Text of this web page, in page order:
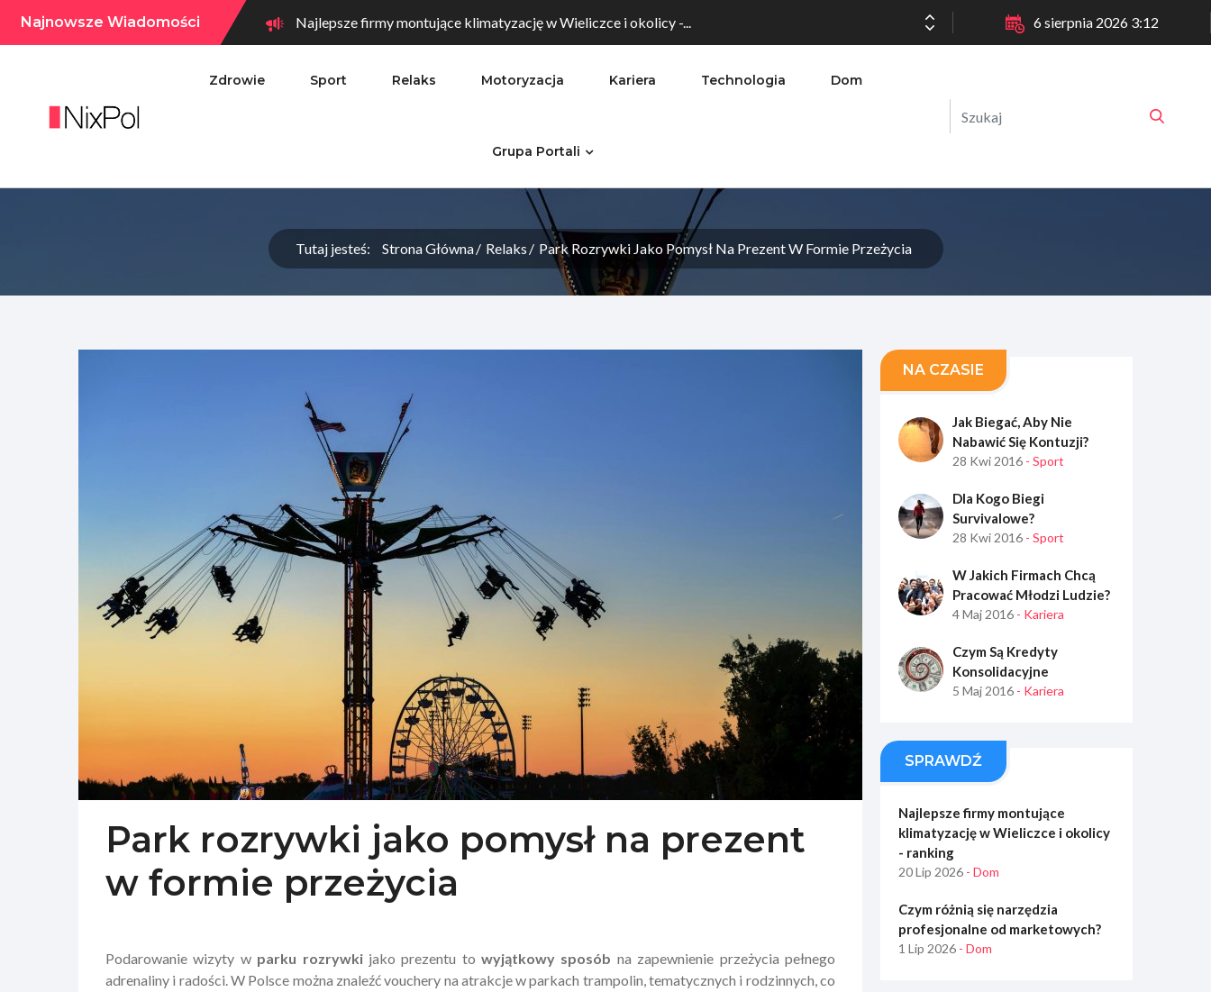
Najnowsze Wiadomości Najlepsze firmy montujące klimatyzację w Wieliczce i okolicy -... 6 sierpnia 2026 3:12
Zdrowie Sport Relaks Motoryzacja Kariera Technologia Dom
Grupa Portali
Tutaj jesteś: Strona Główna Relaks Park Rozrywki Jako Pomysł Na Prezent W Formie Przeżycia
Park rozrywki jako pomysł na prezent
w formie przeżycia
Podarowanie wizyty w parku rozrywkijako prezentu towyjątkowy sposób na zapewnienie przeżycia pełnego
adrenaliny i radości. W Polsce można znaleźć vouchery na atrakcje w parkach trampolin, tematycznych i rodzinnych, co
NA CZASIE
Jak Biegać, Aby Nie
Nabawić Się Kontuzji?
28 Kwi 2016 - Sport
Dla Kogo Biegi
Survivalowe?
28 Kwi 2016 - Sport
W Jakich Firmach Chcą
Pracować Młodzi Ludzie?
4 Maj 2016 - Kariera
Czym Są Kredyty
Konsolidacyjne
5 Maj 2016 - Kariera
SPRAWDŹ
Najlepsze firmy montujące
klimatyzację w Wieliczce i okolicy
- ranking
20 Lip 2026 - Dom
Czym różnią się narzędzia
profesjonalne od marketowych?
1 Lip 2026 - Dom